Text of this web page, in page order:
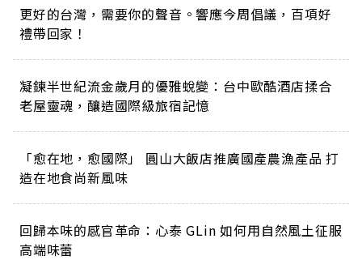
更好的台灣，需要你的聲音。響應今周倡議，百項好
禮帶回家！
凝鍊半世紀流金歲月的優雅蛻變：台中歐酷酒店揉合
老屋靈魂，釀造國際級旅宿記憶
「愈在地，愈國際」 圓山大飯店推廣國產農漁產品 打
造在地食尚新風味
回歸本味的感官革命：心泰 GLin 如何用自然風土征服
高端味蕾